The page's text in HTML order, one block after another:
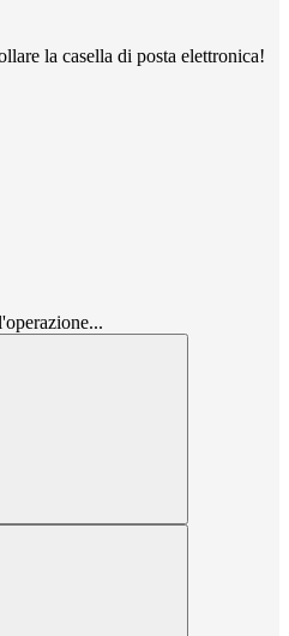
la casella di posta elettronica!